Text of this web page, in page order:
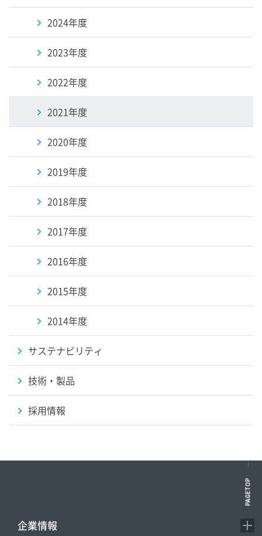
2024年度
2023年度
2022年度
2021年度
2020年度
2019年度
2018年度
2017年度
2016年度
2015年度
2014年度
サステナビリティ
技術・製品
採用情報
PAGETOP
企業情報